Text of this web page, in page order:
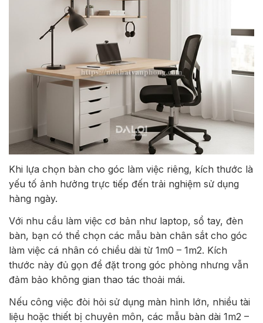
Khi lựa chọn bàn cho góc làm việc riêng, kích thước là
yếu tố ảnh hưởng trực tiếp đến trải nghiệm sử dụng
hàng ngày.
Với nhu cầu làm việc cơ bản như laptop, sổ tay, đèn
bàn, bạn có thể chọn các mẫu bàn chân sắt cho góc
làm việc cá nhân có chiều dài từ 1m0 – 1m2. Kích
thước này đủ gọn để đặt trong góc phòng nhưng vẫn
đảm bảo không gian thao tác thoải mái.
Nếu công việc đòi hỏi sử dụng màn hình lớn, nhiều tài
liệu hoặc thiết bị chuyên môn, các mẫu bàn dài 1m2 –